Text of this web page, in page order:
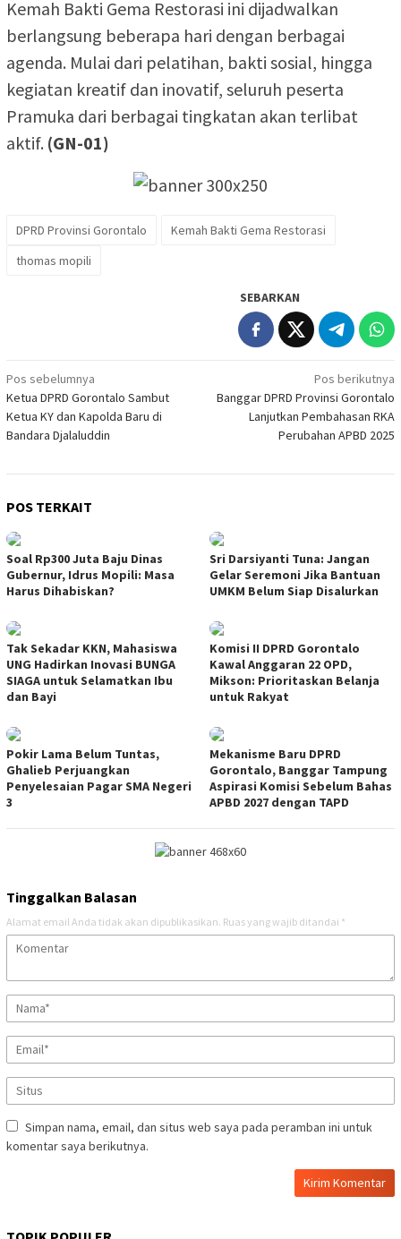
Kemah Bakti Gema Restorasi ini dijadwalkan
berlangsung beberapa hari dengan berbagai
agenda. Mulai dari pelatihan, bakti sosial, hingga
kegiatan kreatif dan inovatif, seluruh peserta
Pramuka dari berbagai tingkatan akan terlibat
aktif. (GN-01)
DPRD Provinsi Gorontalo
Kemah Bakti Gema Restorasi
thomas mopili
SEBARKAN
Navigasi
pos
Pos sebelumnya
Ketua DPRD Gorontalo Sambut
Ketua KY dan Kapolda Baru di
Bandara Djalaluddin
Pos berikutnya
Banggar DPRD Provinsi Gorontalo
Lanjutkan Pembahasan RKA
Perubahan APBD 2025
POS TERKAIT
Soal Rp300 Juta Baju Dinas
Gubernur, Idrus Mopili: Masa
Harus Dihabiskan?
Sri Darsiyanti Tuna: Jangan
Gelar Seremoni Jika Bantuan
UMKM Belum Siap Disalurkan
Tak Sekadar KKN, Mahasiswa
UNG Hadirkan Inovasi BUNGA
SIAGA untuk Selamatkan Ibu
dan Bayi
Komisi II DPRD Gorontalo
Kawal Anggaran 22 OPD,
Mikson: Prioritaskan Belanja
untuk Rakyat
Pokir Lama Belum Tuntas,
Ghalieb Perjuangkan
Penyelesaian Pagar SMA Negeri
3
Mekanisme Baru DPRD
Gorontalo, Banggar Tampung
Aspirasi Komisi Sebelum Bahas
APBD 2027 dengan TAPD
Tinggalkan Balasan
Alamat email Anda tidak akan dipublikasikan. Ruas yang wajib ditandai *
Simpan nama, email, dan situs web saya pada peramban ini untuk
komentar saya berikutnya.